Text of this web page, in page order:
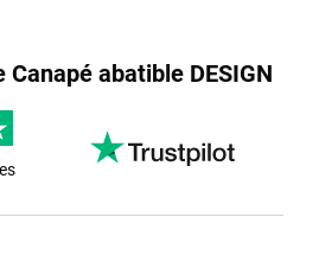
Canapé abatible DESIGN